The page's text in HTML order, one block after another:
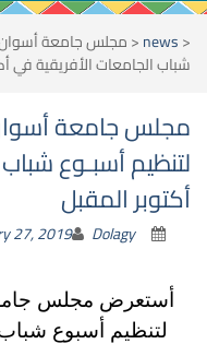
<
news
<مجلس جامعة أسوان
شباب الجامعات الأفريقية في
مجلس جامعة
لتنظيم أسبـوع
أكتوبر المقبل
27, 2019 Dolagy
أستعرض مجلس
لتنظيم أسبوع